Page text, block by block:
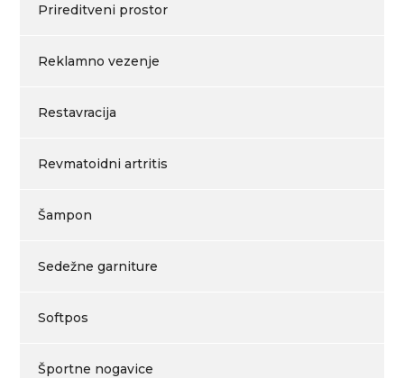
Prireditveni prostor
Reklamno vezenje
Restavracija
Revmatoidni artritis
Šampon
Sedežne garniture
Softpos
Športne nogavice